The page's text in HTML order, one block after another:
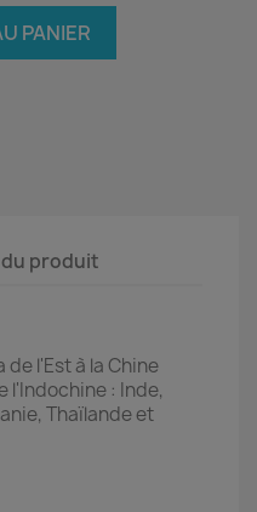
PANIER
produit
de l'Est à la Chine
l'Indochine : Inde,
Thaïlande et